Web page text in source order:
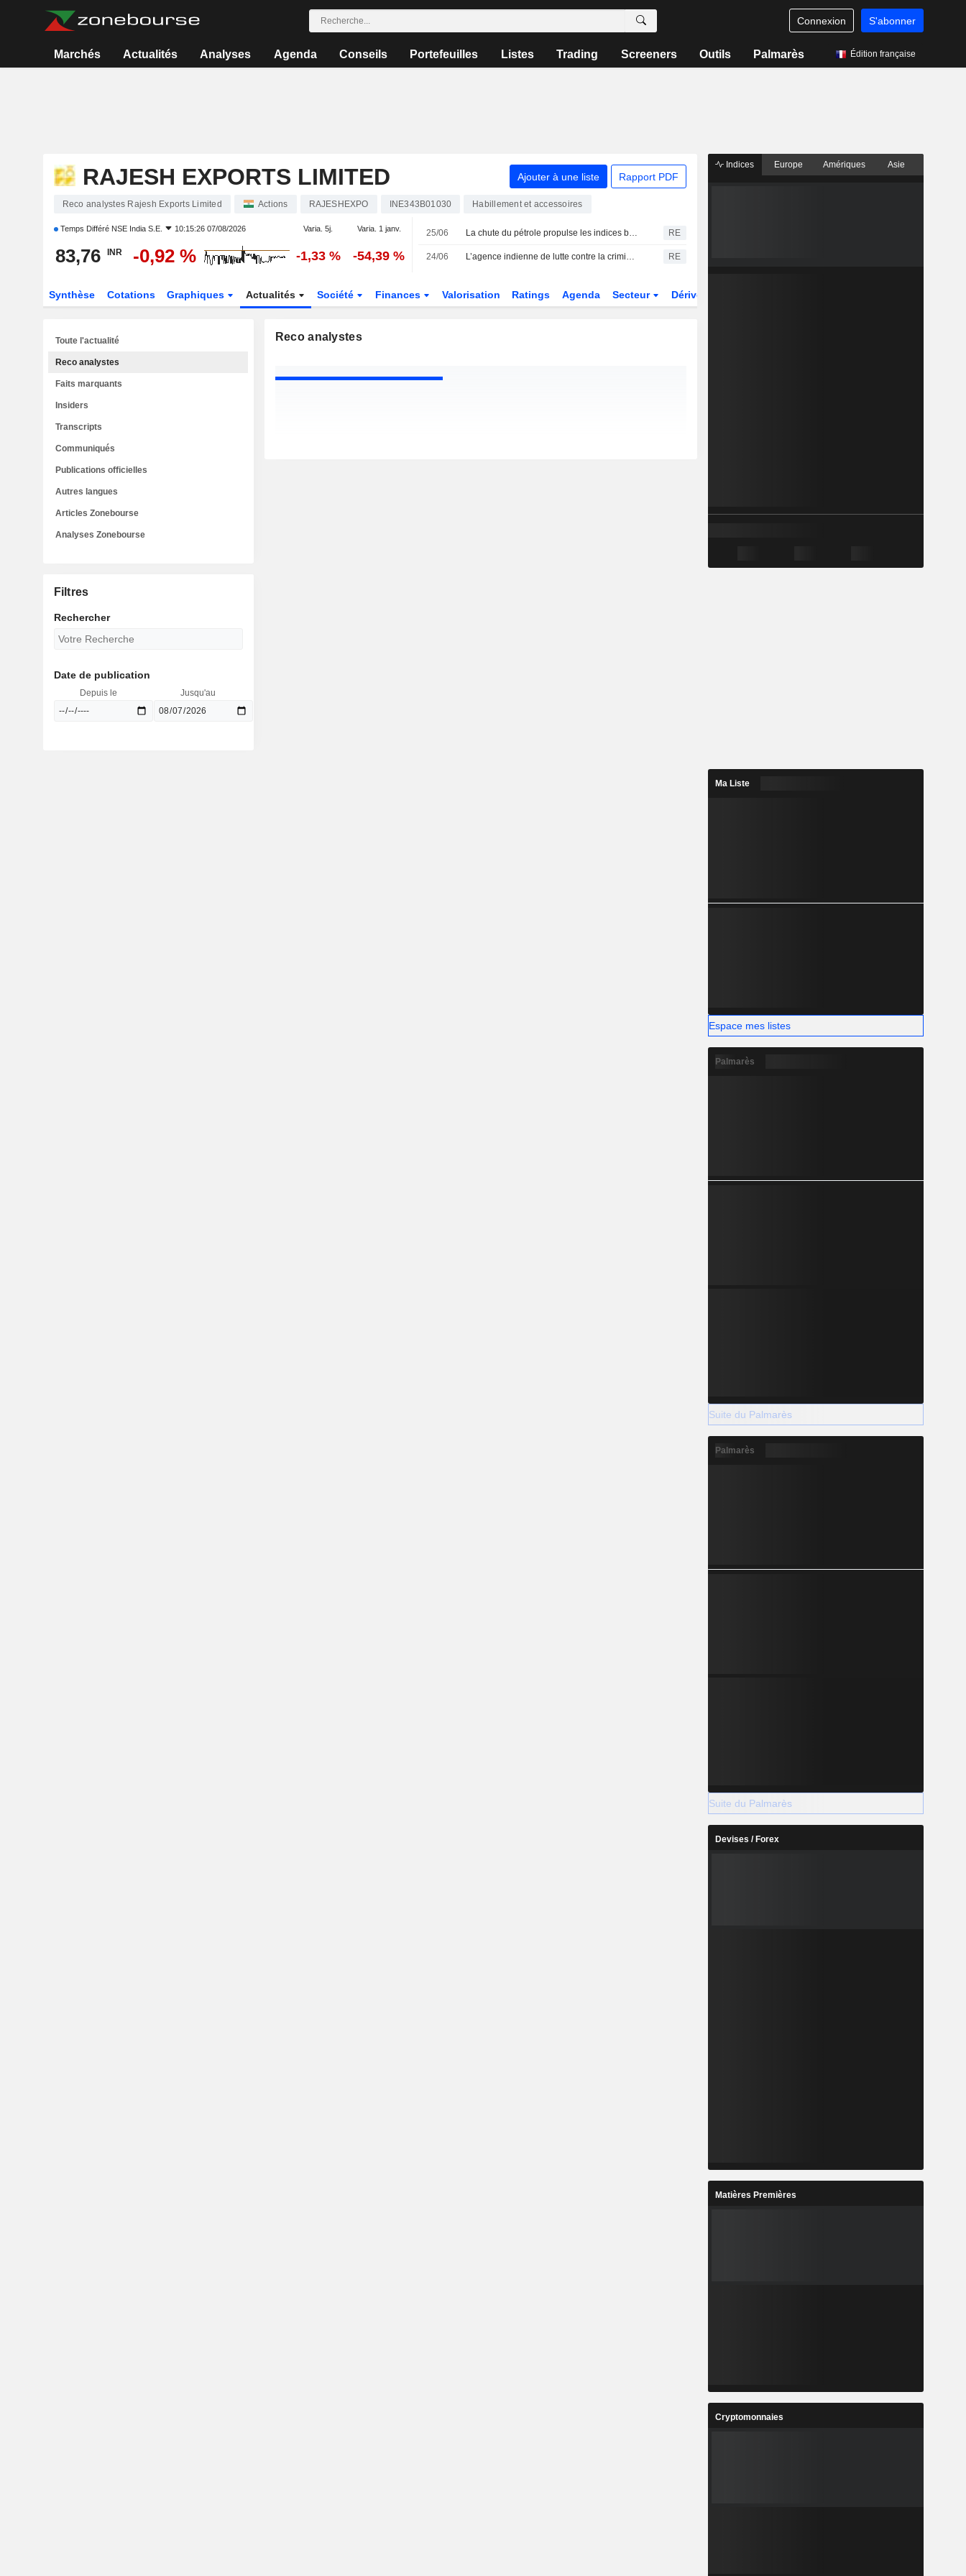
Connexion S'abonner
Marchés Actualités Analyses Agenda Conseils Portefeuilles Listes Trading Screeners Outils Palmarès Édition française
RAJESH EXPORTS LIMITED Ajouter à une liste Rapport PDF
Reco analystes Rajesh Exports Limited Actions RAJESHEXPO INE343B01030 Habillement et accessoires
Temps Différé NSE India S.E. 10:15:26 07/08/2026 Varia. 5j. Varia. 1 janv.
83,76 INR -0,92 % -1,33 % -54,39 %
25/06 La chute du pétrole propulse les indices boursiers indiens vers leur plus longue série de gains hebdomadaires en sept mois RE
24/06 L’agence indienne de lutte contre la criminalité financière signale des infractions au change et des documents manquants chez Rajesh Exports RE
Synthèse Cotations Graphiques Actualités Société Finances Valorisation Ratings Agenda Secteur Dérivés
Reco analystes
Toute l'actualité
Reco analystes
Faits marquants
Insiders
Transcripts
Communiqués
Publications officielles
Autres langues
Articles Zonebourse
Analyses Zonebourse
Filtres
Rechercher
Date de publication
Depuis le Jusqu'au
Indices Europe Amériques Asie
Ma Liste
Espace mes listes
Palmarès
Suite du Palmarès
Palmarès
Suite du Palmarès
Devises / Forex
Matières Premières
Cryptomonnaies